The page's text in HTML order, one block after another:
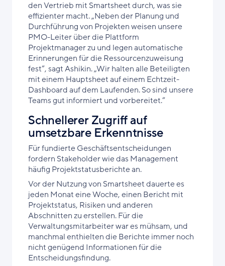
den Vertrieb mit Smartsheet durch, was sie
effizienter macht. „Neben der Planung und
Durchführung von Projekten weisen unsere
PMO-Leiter über die Plattform
Projektmanager zu und legen automatische
Erinnerungen für die Ressourcenzuweisung
fest“, sagt Ashikin. „Wir halten alle Beteiligten
mit einem Hauptsheet auf einem Echtzeit-
Dashboard auf dem Laufenden. So sind unsere
Teams gut informiert und vorbereitet.“
Schnellerer Zugriff auf
umsetzbare Erkenntnisse
Für fundierte Geschäftsentscheidungen
fordern Stakeholder wie das Management
häufig Projektstatusberichte an.
Vor der Nutzung von Smartsheet dauerte es
jeden Monat eine Woche, einen Bericht mit
Projektstatus, Risiken und anderen
Abschnitten zu erstellen. Für die
Verwaltungsmitarbeiter war es mühsam, und
manchmal enthielten die Berichte immer noch
nicht genügend Informationen für die
Entscheidungsfindung.